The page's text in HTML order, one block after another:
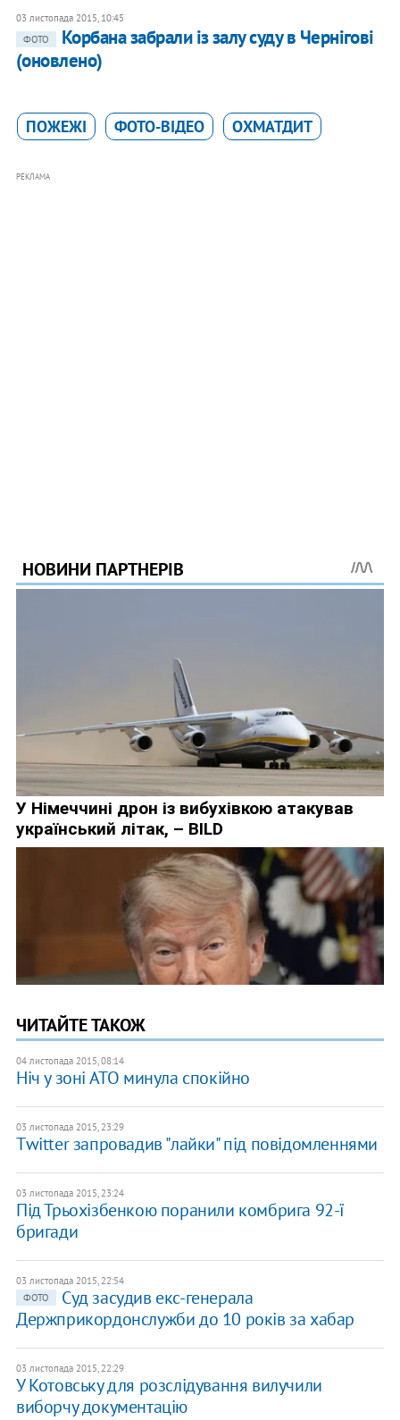
03 листопада 2015, 10:45
ФОТО
Корбана забрали із залу суду в Чернігові
(оновлено)
ПОЖЕЖІ ФОТО-ВІДЕО ОХМАТДИТ
РЕКЛАМА
ЧИТАЙТЕ ТАКОЖ
04 листопада 2015, 08:14
Ніч у зоні АТО минула спокійно
03 листопада 2015, 23:29
Тwitter запровадив "лайки" під повідомленнями
03 листопада 2015, 23:24
Під Трьохізбенкою поранили комбрига 92-ї
бригади
03 листопада 2015, 22:54
ФОТО
Суд засудив екс-генерала
Держприкордонслужби до 10 років за хабар
03 листопада 2015, 22:29
У Котовську для розслідування вилучили
виборчу документацію